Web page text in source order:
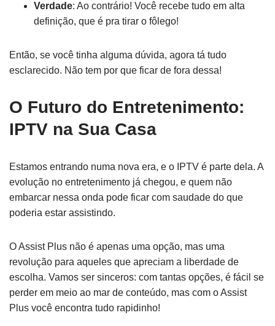
Verdade: Ao contrário! Você recebe tudo em alta
definição, que é pra tirar o fôlego!
Então, se você tinha alguma dúvida, agora tá tudo
esclarecido. Não tem por que ficar de fora dessa!
O Futuro do Entretenimento:
IPTV na Sua Casa
Estamos entrando numa nova era, e o IPTV é parte dela. A
evolução no entretenimento já chegou, e quem não
embarcar nessa onda pode ficar com saudade do que
poderia estar assistindo.
O Assist Plus não é apenas uma opção, mas uma
revolução para aqueles que apreciam a liberdade de
escolha. Vamos ser sinceros: com tantas opções, é fácil se
perder em meio ao mar de conteúdo, mas com o Assist
Plus você encontra tudo rapidinho!